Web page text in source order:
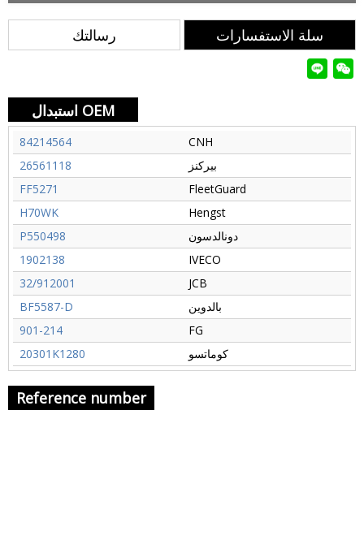
رسالتك سلة الاستفسارات
استبدال OEM
84214564
CNH
26561118
بيركنز
FF5271
FleetGuard
H70WK
Hengst
P550498
دونالدسون
1902138
IVECO
32/912001
JCB
BF5587-D
بالدوين
901-214
FG
20301K1280
كوماتسو
Reference number